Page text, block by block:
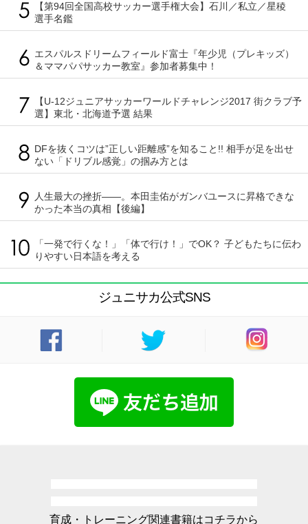
【第94回全国高校サッカー選手権大会】石川／私立／星稜
選手名鑑
エスパルスドリームフィールド富士『年少児（プレキッズ）
＆ママパパサッカー教室』参加者募集中！
【U-12ジュニアサッカーワールドチャレンジ2017 街クラブ予
選】東北・北海道予選 結果
DFを抜くコツは”正しい距離感”を知ること!! 相手が足を出せ
ない「ドリブル感覚」の掴み方とは
人生最大の挫折――。本田圭佑がガンバユースに昇格できな
かった本当の真相【後編】
「一発で行くな！」「体で行け！」でOK？ 子どもたちに伝わ
りやすい日本語を考える
ジュニサカ公式SNS
育成・トレーニング関連書籍はコチラから